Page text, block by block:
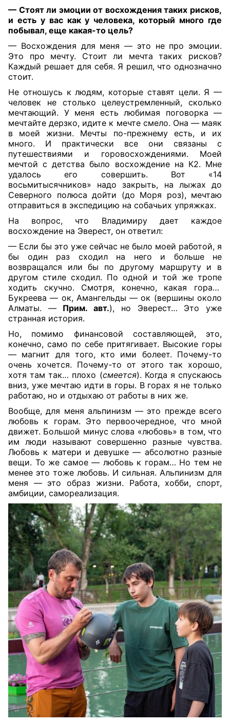
— Стоят ли эмоции от восхождения таких рисков,
и есть у вас как у человека, который много где
побывал, еще какая-то цель?
— Восхождения для меня — это не про эмоции.
Это про мечту. Стоит ли мечта таких рисков?
Каждый решает для себя. Я решил, что однозначно
стоит.
Не отношусь к людям, которые ставят цели. Я —
человек не столько целеустремленный, сколько
мечтающий. У меня есть любимая поговорка —
мечтайте дерзко, идите к мечте смело. Она — маяк
в моей жизни. Мечты по-прежнему есть, и их
много. И практически все они связаны с
путешествиями и горовосхождениями. Моей
мечтой с детства было восхождение на К2. Мне
удалось его совершить. Вот «14
восьмитысячников» надо закрыть, на лыжах до
Северного полюса дойти (до Моря роз), мечтаю
отправиться в экспедицию на собачьих упряжках.
На вопрос, что Владимиру дает каждое
восхождение на Эверест, он ответил:
— Если бы это уже сейчас не было моей работой, я
бы один раз сходил на него и больше не
возвращался или бы по другому маршруту и в
другом стиле сходил. По одной и той же тропе
ходить скучно. Смотря, конечно, какая гора…
Букреева — ок, Амангельды — ок (вершины около
Алматы. — Прим. авт.), но Эверест… Это уже
странная история.
Но, помимо финансовой составляющей, это,
конечно, само по себе притягивает. Высокие горы
— магнит для того, кто ими болеет. Почему-то
очень хочется. Почему-то от этого так хорошо,
хотя там так… плохо (смеется). Когда я спускаюсь
вниз, уже мечтаю идти в горы. В горах я не только
работаю, но и отдыхаю от работы в них же.
Вообще, для меня альпинизм — это прежде всего
любовь к горам. Это первоочередное, что мной
движет. Большой минус слова «любовь» в том, что
им люди называют совершенно разные чувства.
Любовь к матери и девушке — абсолютно разные
вещи. То же самое — любовь к горам… Но тем не
менее это тоже любовь. И сильная. Альпинизм для
меня — это образ жизни. Работа, хобби, спорт,
амбиции, самореализация.